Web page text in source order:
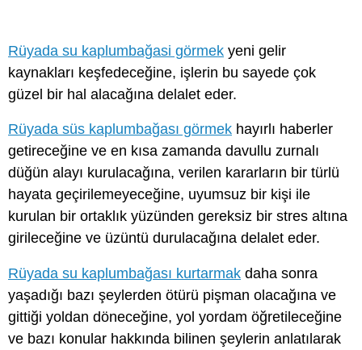
Rüyada su kaplumbağasi görmek yeni gelir
kaynakları keşfedeceğine, işlerin bu sayede çok
güzel bir hal alacağına delalet eder.
Rüyada süs kaplumbağası görmek hayırlı haberler
getireceğine ve en kısa zamanda davullu zurnalı
düğün alayı kurulacağına, verilen kararların bir türlü
hayata geçirilemeyeceğine, uyumsuz bir kişi ile
kurulan bir ortaklık yüzünden gereksiz bir stres altına
girileceğine ve üzüntü durulacağına delalet eder.
Rüyada su kaplumbağası kurtarmak daha sonra
yaşadığı bazı şeylerden ötürü pişman olacağına ve
gittiği yoldan döneceğine, yol yordam öğretileceğine
ve bazı konular hakkında bilinen şeylerin anlatılarak